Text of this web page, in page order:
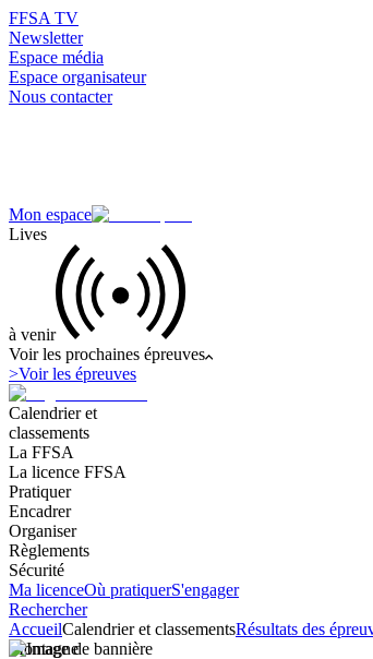
FFSA TV
Newsletter
Espace média
Espace organisateur
Nous contacter
Mon espace
Lives
à venir
Voir les prochaines épreuves
>Voir les épreuves
Calendrier et
classements
La FFSA
La licence FFSA
Pratiquer
Encadrer
Organiser
Règlements
Sécurité
Ma licenceOù pratiquerS'engager
Rechercher
AccueilCalendrier et classementsRésultats des
Montagne